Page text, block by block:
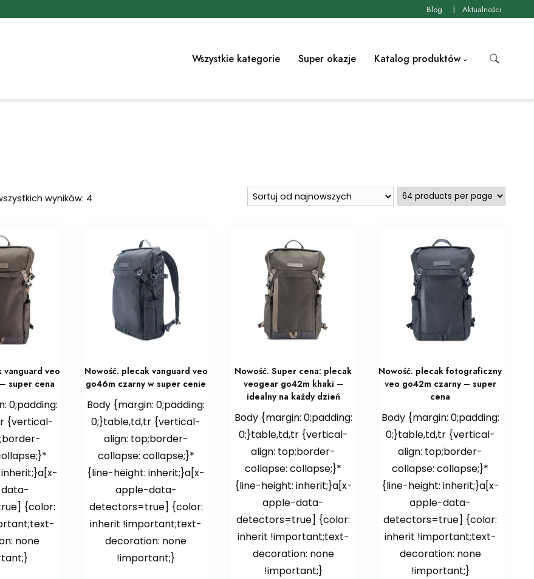
Blog Aktualności
Wszystkie kategorie Super okazje Katalog produktów
wyników: 4Posortowane
vanguard veo
super cena
0;padding:
{vertical-
{color:
none
Nowość. plecak vanguard veo
go46m czarny w super cenie
Body {margin: 0;padding:
0;}table,td,tr {vertical-
align: top;border-
collapse: collapse;}*
{line-height: inherit;}a[x-
apple-data-
detectors=true] {color:
inherit !important;text-
decoration: none
!important;}
Nowość. Super cena: plecak
veogear go42m khaki –
idealny na każdy dzień
Body {margin: 0;padding:
0;}table,td,tr {vertical-
align: top;border-
collapse: collapse;}*
{line-height: inherit;}a[x-
apple-data-
detectors=true] {color:
inherit !important;text-
decoration: none
!important;}
Nowość. plecak fotograficzny
veo go42m czarny – super
cena
Body {margin: 0;padding:
0;}table,td,tr {vertical-
align: top;border-
collapse: collapse;}*
{line-height: inherit;}a[x-
apple-data-
detectors=true] {color:
inherit !important;text-
decoration: none
!important;}